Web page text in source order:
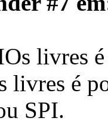
livres
livres é
SPI.